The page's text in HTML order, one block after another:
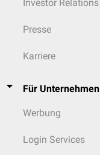
Investor Relations
Presse
Karriere
Für Unternehmen
Werbung
Login Services